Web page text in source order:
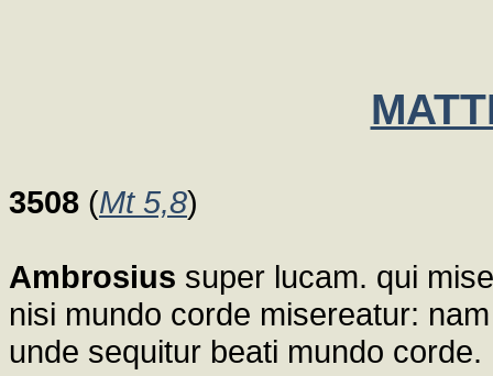
3508 (Mt 5,8)
Ambrosius super lucam. qui
nisi mundo corde misereatur:
unde sequitur beati mundo corde.